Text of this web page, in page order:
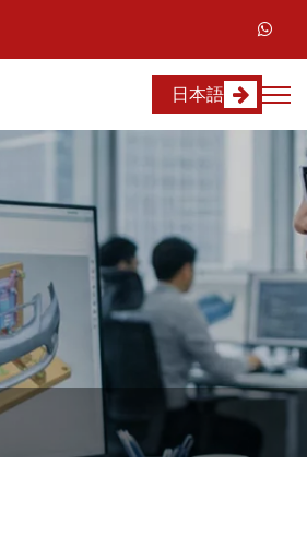
日本語